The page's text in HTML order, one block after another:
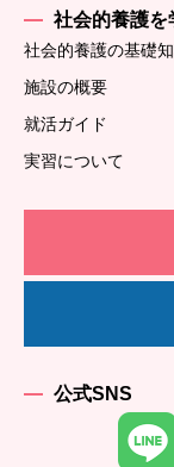
社会的養護を
社会的養護の基礎
施設の概要
就活ガイド
実習について
公式SNS